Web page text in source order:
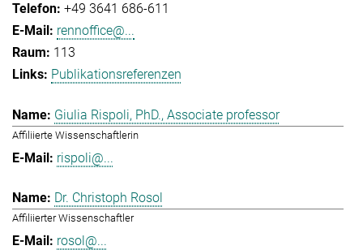
+49 3641 686-611
rennoffice@...
113
Publikationsreferenzen
Giulia Rispoli, PhD., Associate professor
Affiliierte Wissenschaftlerin
rispoli@...
Dr. Christoph Rosol
Affiliierter Wissenschaftler
rosol@...